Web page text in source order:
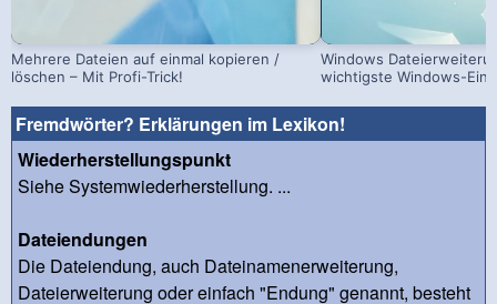
Mehrere Dateien auf einmal kopieren /
löschen – Mit Profi-Trick!
Windows
wichtigste Windows-
Fremdwörter? Erklärungen im Lexikon!
Wiederherstellungspunkt
Siehe Systemwiederherstellung. ...
Dateiendungen
Die Dateiendung, auch Dateinamenerweiterung,
Dateierweiterung oder einfach "Endung" genannt, besteht